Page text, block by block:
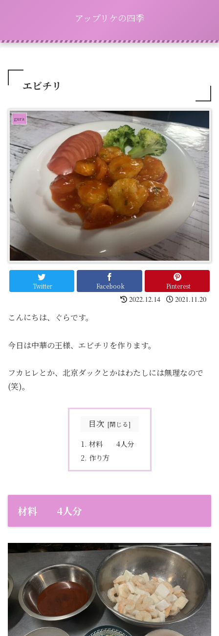
アップリケの四季
エビチリ
gura
Twitter Facebook Pinterest
2022.12.14 2021.11.20
こんにちは、ぐらです。
今日は中華の王様、エビチリを作ります。
フカヒレとか、北京ダックとかはわたしには無理なので
(笑)。
目次
材料 4人分
作り方
材料 4人分